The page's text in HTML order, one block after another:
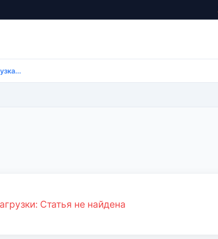
Статья не найдена